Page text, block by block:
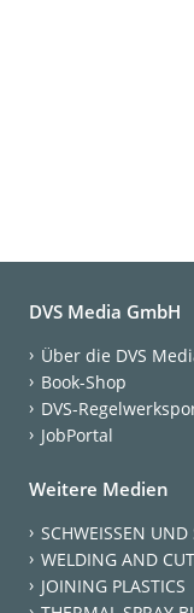
DVS Media GmbH
Über die DVS
Book-Shop
DVS-
JobPortal
Weitere Medien
SCHWEISSEN UND
WELDING AND
JOINING PLASTICS